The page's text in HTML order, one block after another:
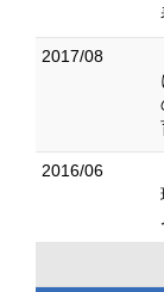
2017/08
2016/06